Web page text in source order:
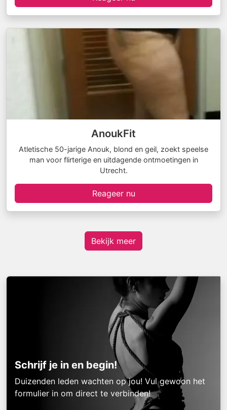
AnoukFit
Atletische 50-jarige Anouk, blond en geil, zoekt speelse
man voor flirterige en uitdagende ontmoetingen in
Utrecht.
Reageer nu
Bekijk meer
Schrijf je in en begin!
Duizenden leden wachten op jou! Vul gewoon het
formulier in om direct te verbinden!